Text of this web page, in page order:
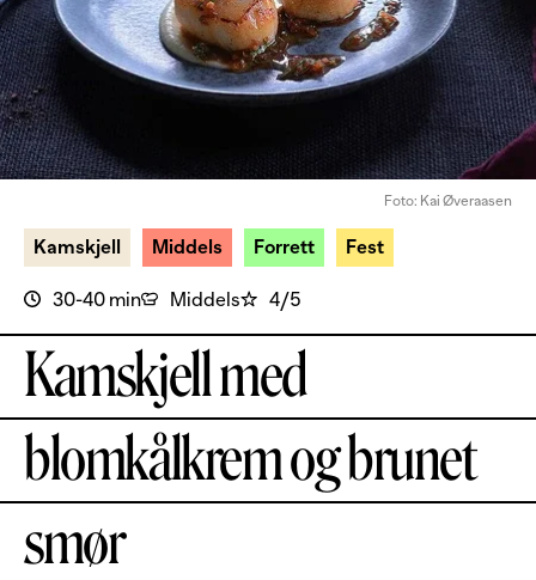
Foto: Kai Øveraasen
Kamskjell Middels Forrett Fest
30-40 min Middels 4/5
Kamskjell med
blomkålkrem og brunet
smør